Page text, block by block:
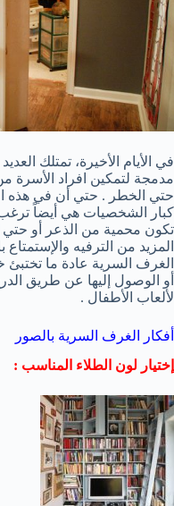
في الأيام الأخيرة، تمتلك
مدمجة لتمكين افراد الأسرة
حتي الخطر . حتي أن في هذه
كبار الشخصيات هي أيضاً
تكون محمية من الذعر أو
المزيد من الترفيه
الغرف السرية عادة ما
أو الوصول إليها عن طريق
لألعاب الأطفال .
أفكار الغرف السرية بالصور
إختيار لون الطلاء المناسب :